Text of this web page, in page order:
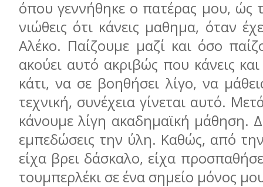
όπου γεννήθηκε ο πατέρας μου, ώς
νιώθεις ότι κάνεις μαθημα, όταν
Αλέκο. Παίζουμε μαζί και όσο
ακούει αυτό ακριβώς που κάνεις
κάτι, να σε βοηθήσει λίγο, να
τεχνική, συνέχεια γίνεται αυτό.
κάνουμε λίγη ακαδημαϊκή μάθηση.
εμπεδώσεις την ύλη. Καθώς, από
είχα βρει δάσκαλο, είχα
τουμπερλέκι σε ένα σημείο μόνος